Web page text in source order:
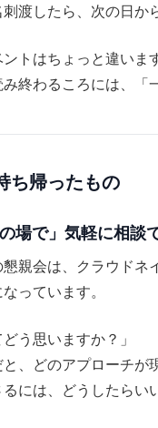
渡したら、次の日か
トはちょっと違います
終わるころには、
ち帰ったもの
場で」気軽に相談
親会は、クラウド
っています。
う思いますか？」
と、どのアプローチが
るには、どうしたらい